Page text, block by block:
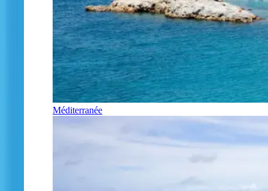
Méditerranée